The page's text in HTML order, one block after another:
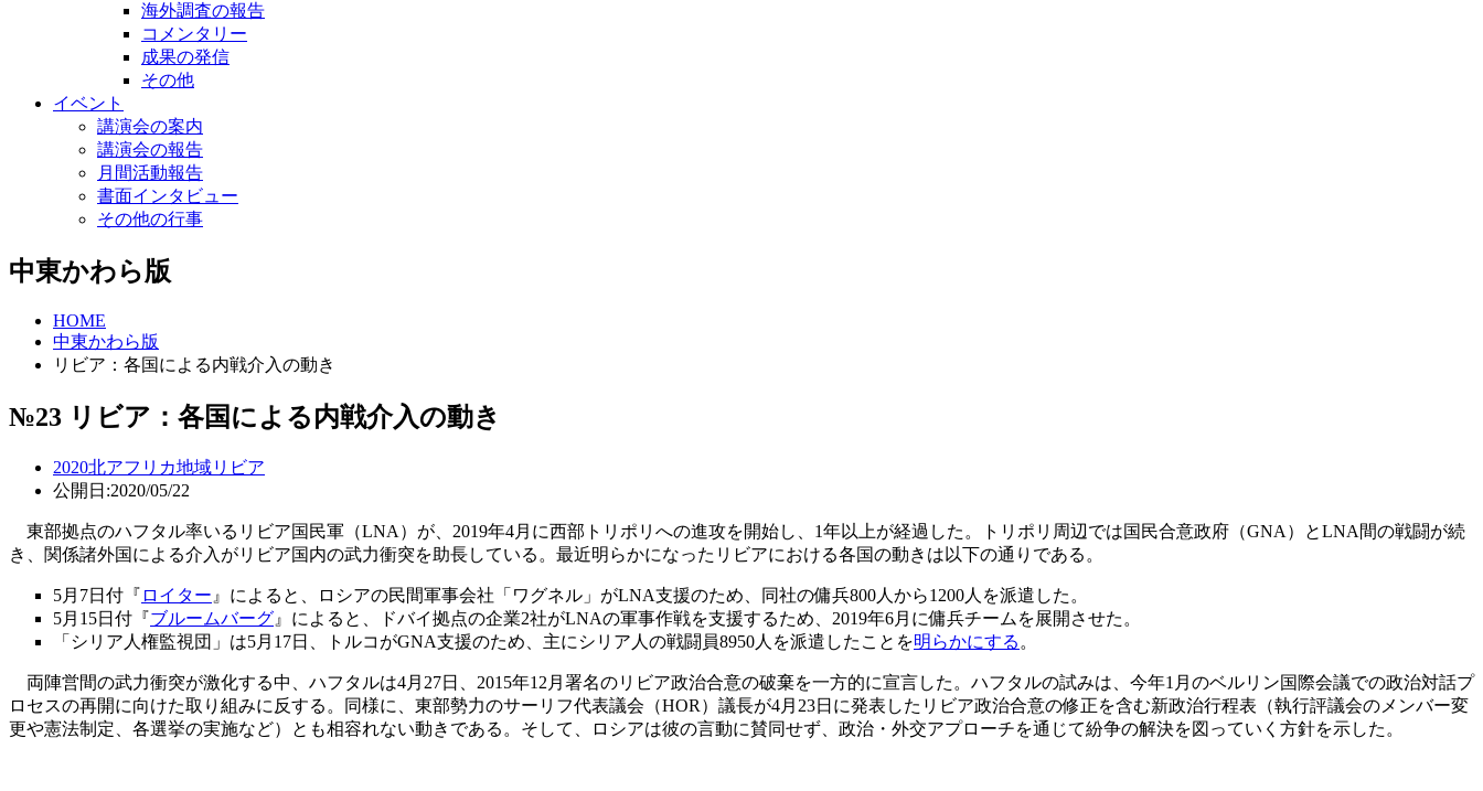
海外調査の報告
コメンタリー
成果の発信
その他
イベント
講演会の案内
講演会の報告
月間活動報告
書面インタビュー
その他の行事
中東かわら版
HOME
中東かわら版
リビア：各国による内戦介入の動き
№23 リビア：各国による内戦介入の動き
2020北アフリカ地域リビア
公開日:2020/05/22
東部拠点のハフタル率いるリビア国民軍（LNA）が、2019年4月に西部トリポリへの進攻を開始し、1年以上が経過した。トリポリ周辺では国民合意政府（GNA）とLNA間の戦闘が続
き、関係諸外国による介入がリビア国内の武力衝突を助長している。最近明らかになったリビアにおける各国の動きは以下の通りである。
5月7日付『 ロイター 』によると、ロシアの民間軍事会社「ワグネル」がLNA支援のため、同社の傭兵800人から1200人を派遣した。
5月15日付『ブルームバーグ 』によると、ドバイ拠点の企業2社がLNAの軍事作戦を支援するため、2019年6月に傭兵チームを展開させた。
「シリア人権監視団」は5月17日、トルコがGNA支援のため、主にシリア人の戦闘員8950人を派遣したことを明らかにする 。
両陣営間の武力衝突が激化する中、ハフタルは4月27日、2015年12月署名のリビア政治合意の破棄を一方的に宣言した。ハフタルの試みは、今年1月のベルリン国際会議での政治対話プ
ロセスの再開に向けた取り組みに反する。同様に、東部勢力のサーリフ代表議会（HOR）議長が4月23日に発表したリビア政治合意の修正を含む新政治行程表（執行評議会のメンバー変
更や憲法制定、各選挙の実施など）とも相容れない動きである。そして、ロシアは彼の言動に賛同せず、政治・外交アプローチを通じて紛争の解決を図っていく方針を示した。